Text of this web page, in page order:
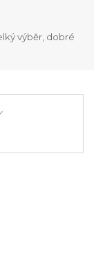
výběr, dobré